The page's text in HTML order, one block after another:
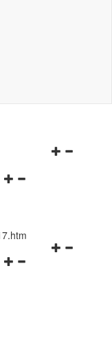
Navigationsmenü
Navigationsmenü